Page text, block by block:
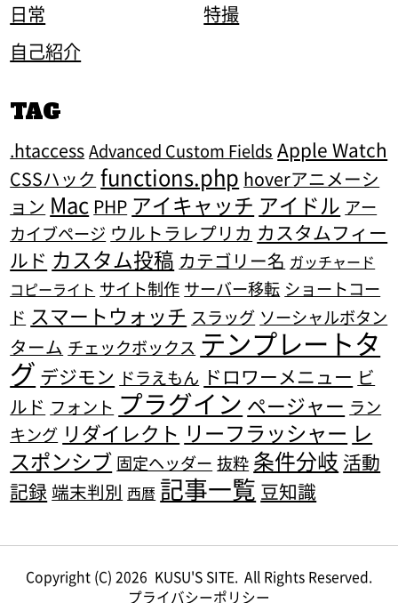
日常
特撮
自己紹介
TAG
.htaccess Advanced Custom Fields Apple Watch
CSSハック functions.php hoverアニメーシ
ョン Mac PHP アイキャッチ アイドル アー
カイブページ ウルトラレプリカ カスタムフィー
ルド カスタム投稿 カテゴリー名 ガッチャード
コピーライト サイト制作 サーバー移転 ショートコー
ド スマートウォッチ スラッグ ソーシャルボタン
ターム チェックボックス テンプレートタ
グ デジモン ドラえもん ドロワーメニュー ビ
ルド フォント プラグイン ページャー ラン
キング リダイレクト リーフラッシャー レ
スポンシブ 固定ヘッダー 抜粋 条件分岐 活動
記録 端末判別 西暦 記事一覧 豆知識
Copyright (C) 2026 KUSU'S SITE. All Rights Reserved.
プライバシーポリシー